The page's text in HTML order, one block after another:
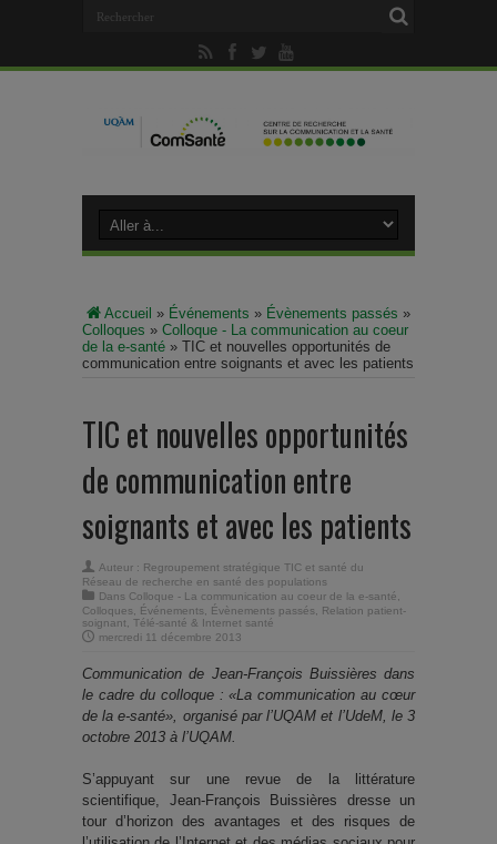
Accueil » Événements » Évènements passés »
Colloques » Colloque - La communication au coeur
de la e-santé » TIC et nouvelles opportunités de
communication entre soignants et avec les patients
TIC et nouvelles opportunités
de communication entre
soignants et avec les patients
Auteur : Regroupement stratégique TIC et santé du
Réseau de recherche en santé des populations
Dans Colloque - La communication au coeur de la e-santé
Colloques
Événements Évènements passés
Relation patient-
soignant
Télé-santé & Internet santé
mercredi 11 décembre 2013
Communication de Jean-François Buissières dans
le cadre du colloque : «La communication au cœur
de la e-santé», organisé par l’UQAM et l’UdeM, le 3
octobre 2013 à l’UQAM.
S’appuyant sur une revue de la littérature
scientifique, Jean-François Buissières dresse un
tour d’horizon des avantages et des risques de